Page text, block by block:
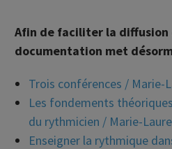
Afin de faciliter la diffusion
documentation met
Trois conférences / Marie-
Les fondements
du rythmicien / Marie-
Enseigner la rythmique